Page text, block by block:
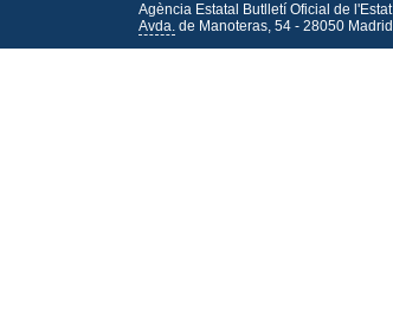
Agència Estatal Butlletí Oficial de l'Estat
Avda.de Manoteras, 54 - 28050 Madrid